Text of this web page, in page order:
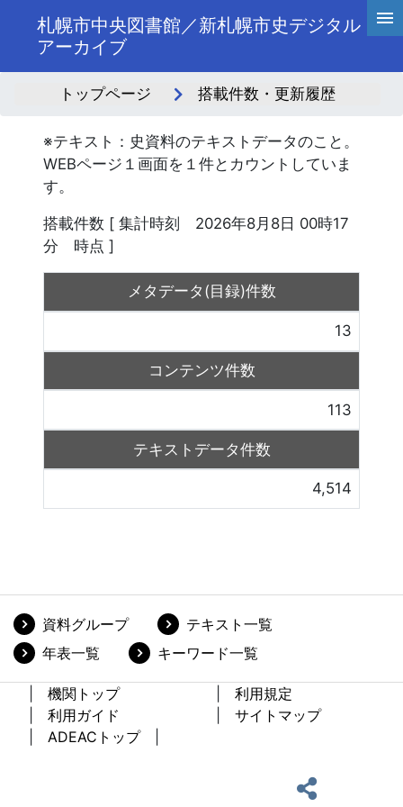
札幌市中央図書館／新札幌市史デジタル
アーカイブ
トップページ 搭載件数・更新履歴
※テキスト：史資料のテキストデータのこと。
WEBページ１画面を１件とカウントしていま
す。
搭載件数 [ 集計時刻 2026年8月8日 00時17
分 時点 ]
メタデータ(目録)件数
13
コンテンツ件数
113
テキストデータ件数
4,514
資料グループ
テキスト一覧
年表一覧
キーワード一覧
機関トップ
利用規定
利用ガイド
サイトマップ
ADEACトップ